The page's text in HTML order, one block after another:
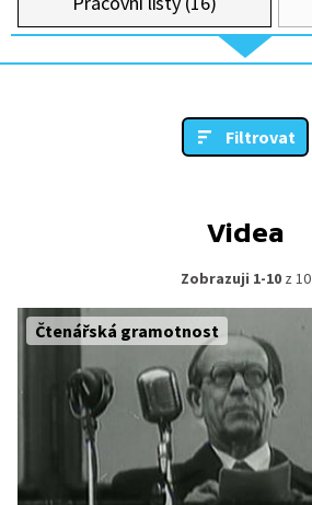
Filtrovat
Videa
Zobrazuji 1-10z 10
Čtenářská gramotnost